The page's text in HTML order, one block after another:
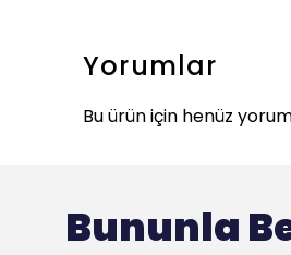
Yorumlar
Bu ürün için henüz
Bununla